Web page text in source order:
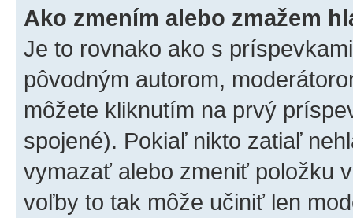
Ako zmením alebo zmažem
Je to rovnako ako s
pôvodným autorom,
môžete kliknutím na prvý
spojené). Pokiaľ nikto zatiaľ
vymazať alebo zmeniť položku
voľby to tak môže učiniť len